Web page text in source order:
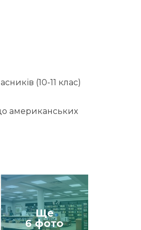
(10-11 клас)
американських
Ще
6 фото